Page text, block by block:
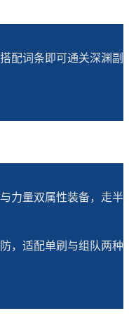
配词条即可通关深渊副
力量双属性装备，走半
，适配单刷与组队两种